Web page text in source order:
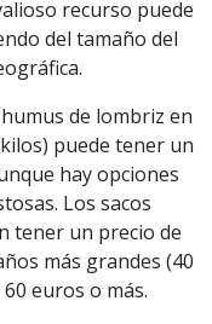
recurso puede
del tamaño del
de lombriz en
puede tener un
hay opciones
Los sacos
tener un precio de
más grandes (40
euros o más.